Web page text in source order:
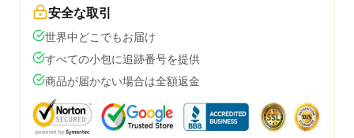
安全な取引
世界中どこでもお届け
すべての小包に追跡番号を提供
商品が届かない場合は全額返金